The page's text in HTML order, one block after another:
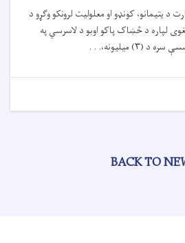
د یتیمانو، کونډو او معلولیت لرونکو وګړو د
لپاره د څښاک پاکو اوبو د لاسرسي په
سره د (۳) میلیونه،. . .
BACK TO